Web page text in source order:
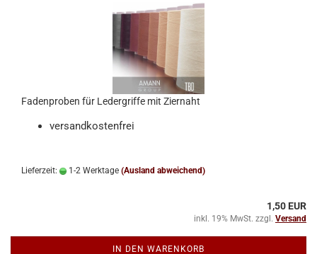
Fadenproben für Ledergriffe mit Ziernaht
versandkostenfrei
Lieferzeit: 1-2 Werktage (Ausland abweichend)
1,50 EUR
inkl. 19% MwSt. zzgl. Versand
IN DEN WARENKORB